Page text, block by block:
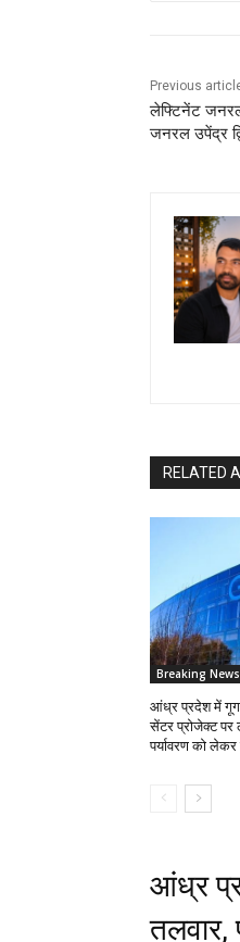
Previous
लेफ्टिनेंट
जनरल उपेंद्र
RELATED
Breaking News
आंध्र प्रदेश में
सेंटर प्रोजेक्ट पर
पर्यावरण को
आंध्र
तलवार,